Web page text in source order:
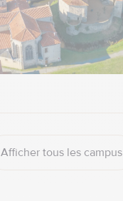
Afficher tous les campus